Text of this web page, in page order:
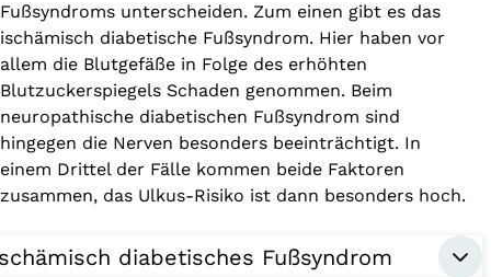
Fußsyndroms unterscheiden. Zum einen gibt es das
ischämisch diabetische Fußsyndrom. Hier haben vor
allem die Blutgefäße in Folge des erhöhten
Blutzuckerspiegels Schaden genommen. Beim
neuropathische diabetischen Fußsyndrom sind
hingegen die Nerven besonders beeinträchtigt. In
einem Drittel der Fälle kommen beide Faktoren
zusammen, das Ulkus-Risiko ist dann besonders hoch.
diabetisches Fußsyndrom